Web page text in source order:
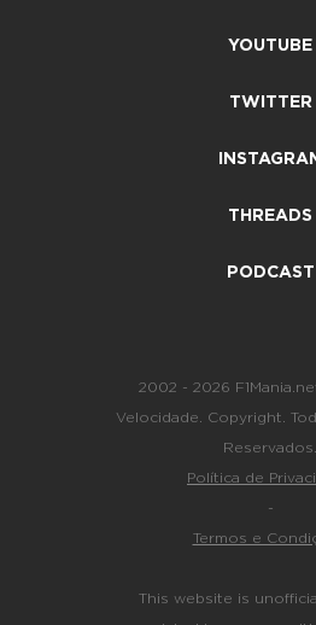
YOUTUBE
TWITTER
THREADS
PODCAST
2002 - 2026
Velocidade. Copyright.
Reservados.
Política de
-
Termos e
This website is